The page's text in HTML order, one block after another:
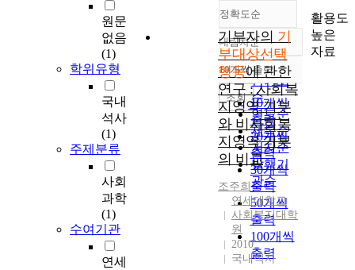
원문
없음
(1)
학위유형
국내
석사
(1)
주제분류
사회
과학
(1)
수여기관
연세
정확도순
정확도
순
인기도
순
연도순
제목순
저자순
발행기
관순
내림차순
내림차순
10개씩 출력
10개씩
출력
20개씩
출력
30개씩
출력
50개씩
출력
100개씩
출력
조회
기부자의 기
부대상선택
행동에 관한
연구 : 사회복
지영역 기부
와 비사회복
지영역 기부
의 비교
조주희
연세대학교
사회복지대학
원
2010
국내석사
활용도
높은
자료